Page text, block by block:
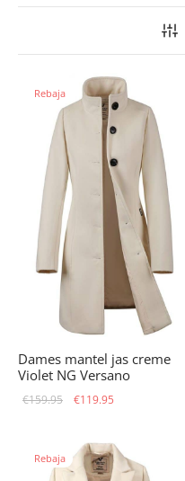
Rebaja
Dames mantel jas creme
Violet NG Versano
€159.95
El precio
era:
€159.95.
€119.95
es:
€119.95.
Rebaja